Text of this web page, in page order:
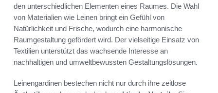
den unterschiedlichen Elementen eines Raumes. Die Wahl
von Materialien wie Leinen bringt ein Gefühl von
Natürlichkeit und Frische, wodurch eine harmonische
Raumgestaltung gefördert wird. Der vielseitige Einsatz von
Textilien unterstützt das wachsende Interesse an
nachhaltigen und umweltbewussten Gestaltungslösungen.
Leinengardinen bestechen nicht nur durch ihre zeitlose